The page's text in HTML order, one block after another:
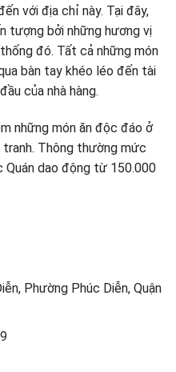
với địa chỉ này. Tại đây,
tượng bởi những hương vị
đó. Tất cả những món
bàn tay khéo léo đến tài
của nhà hàng.
những món ăn độc đáo ở
Thông thường mức
Quán dao động từ 150.000
Phường Phúc Diễn, Quận